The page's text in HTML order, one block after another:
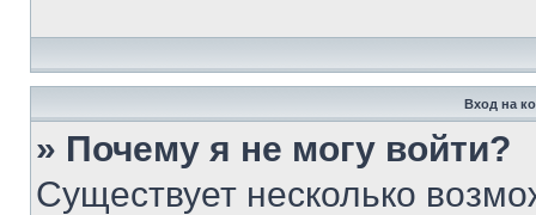
Вход на
» Почему я не могу войти?
Существует несколько